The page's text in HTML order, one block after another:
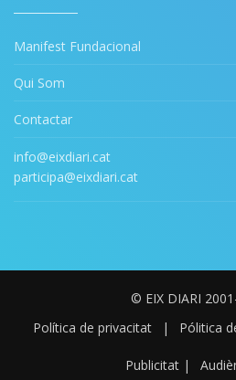
Manifest Fundacional
Qui Som
Contactar
info@eixdiari.cat
participa@eixdiari.cat
© EIX DIARI
Política de privacitat
| Pólitica
Publicitat |